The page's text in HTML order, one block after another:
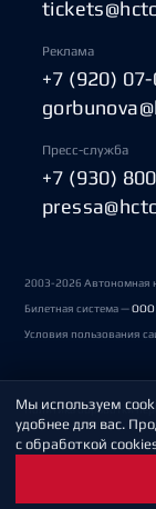
Реклама
+7 (920)
Пресс-служба
+7 (930)
2003-2026 Автономная
Билетная система —ООО
Условия пользования
Политика обработки
Пользовательское
Мы используем
удобнее для вас.
с обработкой